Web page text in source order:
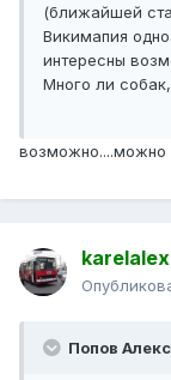
(ближайшей
Викимапия
интересны
Много ли
возможно....можно
karelalex
Попов